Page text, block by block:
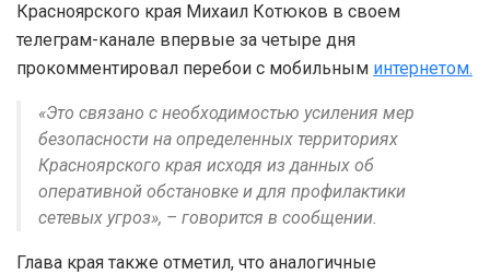
Красноярского края Михаил Котюков в своем
телеграм-канале впервые за четыре дня
прокомментировал перебои с мобильным интернетом.
«Это связано с необходимостью усиления мер
безопасности на определенных территориях
Красноярского края исходя из данных об
оперативной обстановке и для профилактики
сетевых угроз», – говорится в сообщении.
Глава края также отметил, что аналогичные